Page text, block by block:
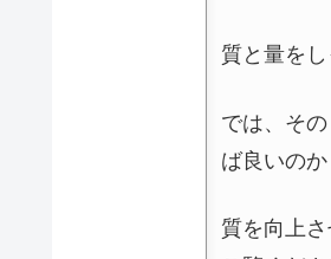
質と量を
では、そ
ば良いの
質を向上